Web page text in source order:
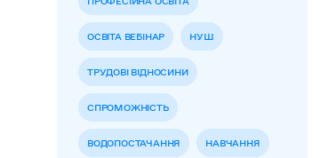
ОСВІТА ВЕБІНАР НУШ
ТРУДОВІ ВІДНОСИНИ
СПРОМОЖНІСТЬ
ВОДОПОСТАЧАННЯ НАВЧАННЯ